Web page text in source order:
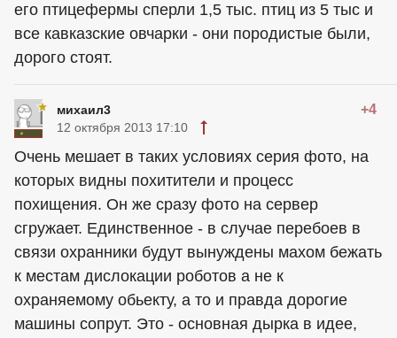
его птицефермы сперли 1,5 тыс. птиц из 5 тыс и
все кавказские овчарки - они породистые были,
дорого стоят.
михаил3 +4
12 октября 2013 17:10
Очень мешает в таких условиях серия фото, на
которых видны похитители и процесс
похищения. Он же сразу фото на сервер
сгружает. Единственное - в случае перебоев в
связи охранники будут вынуждены махом бежать
к местам дислокации роботов а не к
охраняемому обьекту, а то и правда дорогие
машины сопрут. Это - основная дырка в идее,